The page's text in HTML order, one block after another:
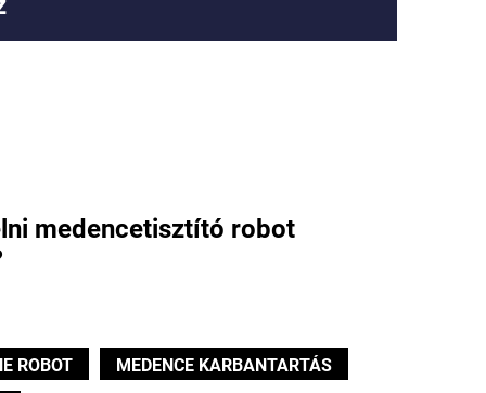
medencetisztító robot
ROBOT
MEDENCE KARBANTARTÁS